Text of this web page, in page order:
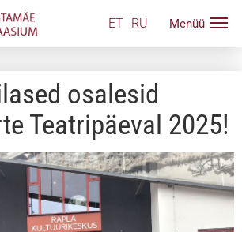
ET RU
osalesid
Teatripäeval 2025!